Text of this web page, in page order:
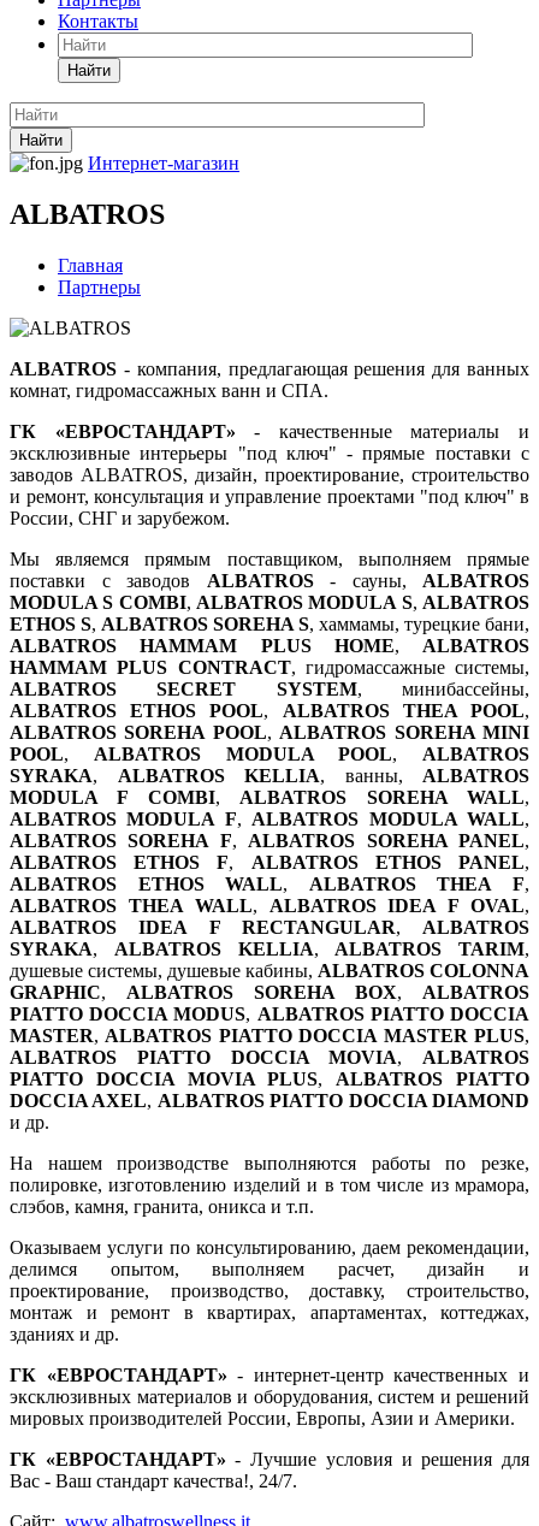
Контакты
Найти
Найти
Интернет-магазин
ALBATROS
Главная
Партнеры
ALBATROS - компания, предлагающая решения для ванных
комнат, гидромассажных ванн и СПА.
ГК «ЕВРОСТАНДАРТ» - качественные материалы и
эксклюзивные интерьеры "под ключ" - прямые поставки с
заводов ALBATROS, дизайн, проектирование, строительство
и ремонт, консультация и управление проектами "под ключ" в
России, СНГ и зарубежом.
Мы являемся прямым поставщиком, выполняем прямые
поставки с заводов ALBATROS- сауны, ALBATROS
MODULA S COMBI, ALBATROS MODULA S, ALBATROS
ETHOS S, ALBATROS SOREHA S, хаммамы, турецкие бани,
ALBATROS HAMMAM PLUS HOME, ALBATROS
HAMMAM PLUS CONTRACT, гидромассажные системы,
ALBATROS SECRET SYSTEM, минибассейны,
ALBATROS ETHOS POOL, ALBATROS THEA POOL,
ALBATROS SOREHA POOL, ALBATROS SOREHA MINI
POOL, ALBATROS MODULA POOL, ALBATROS
SYRAKA, ALBATROS KELLIA, ванны, ALBATROS
MODULA F COMBI, ALBATROS SOREHA WALL,
ALBATROS MODULA F, ALBATROS MODULA WALL,
ALBATROS SOREHA F, ALBATROS SOREHA PANEL,
ALBATROS ETHOS F, ALBATROS ETHOS PANEL,
ALBATROS ETHOS WALL, ALBATROS THEA F,
ALBATROS THEA WALL, ALBATROS IDEA F OVAL,
ALBATROS IDEA F RECTANGULAR, ALBATROS
SYRAKA, ALBATROS KELLIA, ALBATROS TARIM,
душевые системы, душевые кабины, ALBATROS COLONNA
GRAPHIC, ALBATROS SOREHA BOX, ALBATROS
PIATTO DOCCIA MODUS, ALBATROS PIATTO DOCCIA
MASTER, ALBATROS PIATTO DOCCIA MASTER PLUS,
ALBATROS PIATTO DOCCIA MOVIA, ALBATROS
PIATTO DOCCIA MOVIA PLUS, ALBATROS PIATTO
DOCCIA AXEL, ALBATROS PIATTO DOCCIA DIAMOND
и др.
На нашем производстве выполняются работы по резке,
полировке, изготовлению изделий и в том числе из мрамора,
слэбов, камня, гранита, оникса и т.п.
Оказываем услуги по консультированию, даем рекомендации,
делимся опытом, выполняем расчет, дизайн и
проектирование, производство, доставку, строительство,
монтаж и ремонт в квартирах, апартаментах, коттеджах,
зданиях и др.
ГК «ЕВРОСТАНДАРТ» - интернет-центр качественных и
эксклюзивных материалов и оборудования, систем и решений
мировых производителей России, Европы, Азии и Америки.
ГК «ЕВРОСТАНДАРТ» - Лучшие условия и решения для
Вас - Ваш стандарт качества!, 24/7.
Сайт: www.albatroswellness.it